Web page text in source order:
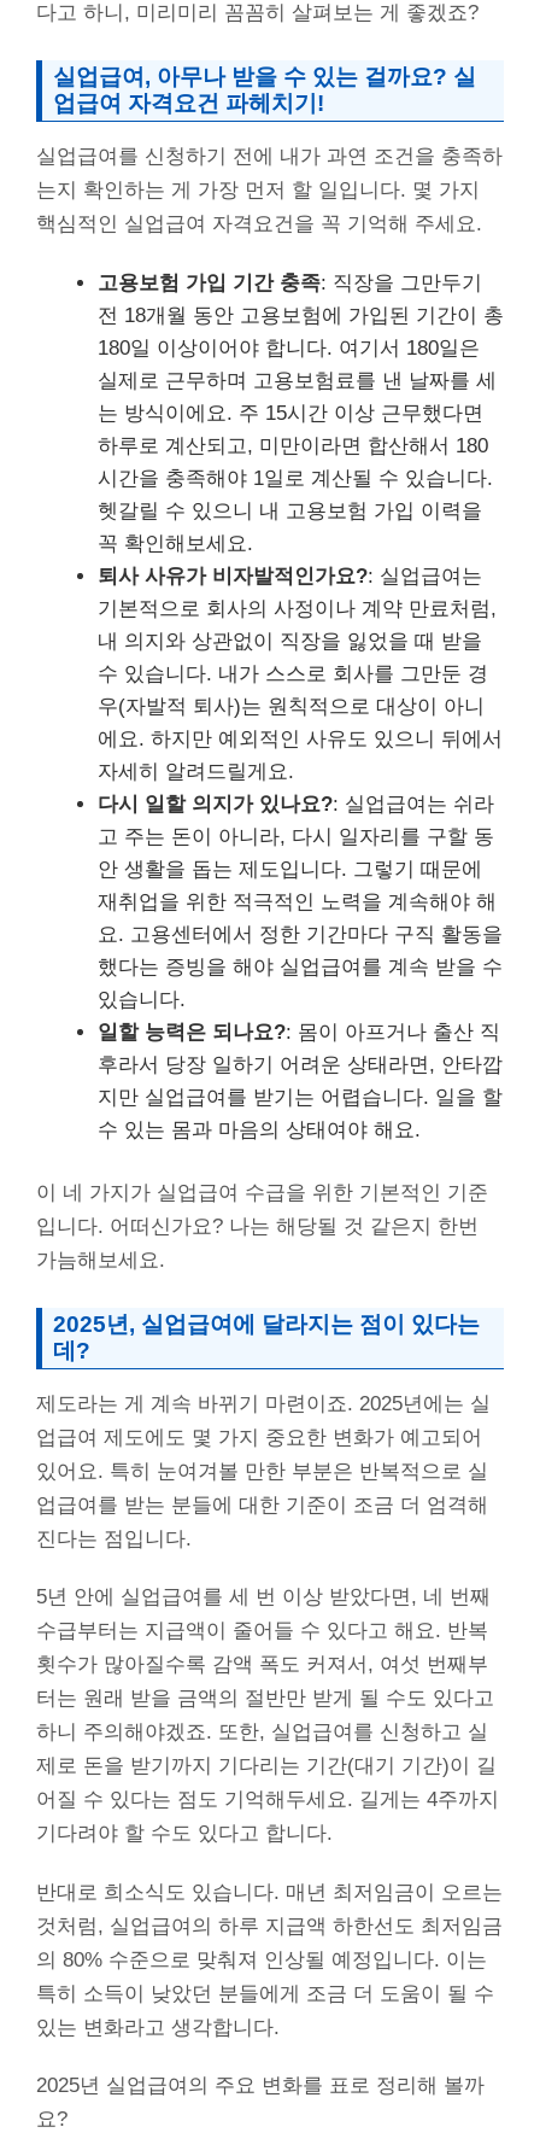
다고 하니, 미리미리 꼼꼼히 살펴보는 게 좋겠죠?
실업급여, 아무나 받을 수 있는 걸까요? 실
업급여 자격요건 파헤치기!
실업급여를 신청하기 전에 내가 과연 조건을 충족하
는지 확인하는 게 가장 먼저 할 일입니다. 몇 가지
핵심적인 실업급여 자격요건을 꼭 기억해 주세요.
고용보험 가입 기간 충족: 직장을 그만두기
전 18개월 동안 고용보험에 가입된 기간이 총
180일 이상이어야 합니다. 여기서 180일은
실제로 근무하며 고용보험료를 낸 날짜를 세
는 방식이에요. 주 15시간 이상 근무했다면
하루로 계산되고, 미만이라면 합산해서 180
시간을 충족해야 1일로 계산될 수 있습니다.
헷갈릴 수 있으니 내 고용보험 가입 이력을
꼭 확인해보세요.
퇴사 사유가 비자발적인가요?: 실업급여는
기본적으로 회사의 사정이나 계약 만료처럼,
내 의지와 상관없이 직장을 잃었을 때 받을
수 있습니다. 내가 스스로 회사를 그만둔 경
우(자발적 퇴사)는 원칙적으로 대상이 아니
에요. 하지만 예외적인 사유도 있으니 뒤에서
자세히 알려드릴게요.
다시 일할 의지가 있나요?: 실업급여는 쉬라
고 주는 돈이 아니라, 다시 일자리를 구할 동
안 생활을 돕는 제도입니다. 그렇기 때문에
재취업을 위한 적극적인 노력을 계속해야 해
요. 고용센터에서 정한 기간마다 구직 활동을
했다는 증빙을 해야 실업급여를 계속 받을 수
있습니다.
일할 능력은 되나요?: 몸이 아프거나 출산 직
후라서 당장 일하기 어려운 상태라면, 안타깝
지만 실업급여를 받기는 어렵습니다. 일을 할
수 있는 몸과 마음의 상태여야 해요.
이 네 가지가 실업급여 수급을 위한 기본적인 기준
입니다. 어떠신가요? 나는 해당될 것 같은지 한번
가늠해보세요.
2025년, 실업급여에 달라지는 점이 있다는
데?
제도라는 게 계속 바뀌기 마련이죠. 2025년에는 실
업급여 제도에도 몇 가지 중요한 변화가 예고되어
있어요. 특히 눈여겨볼 만한 부분은 반복적으로 실
업급여를 받는 분들에 대한 기준이 조금 더 엄격해
진다는 점입니다.
5년 안에 실업급여를 세 번 이상 받았다면, 네 번째
수급부터는 지급액이 줄어들 수 있다고 해요. 반복
횟수가 많아질수록 감액 폭도 커져서, 여섯 번째부
터는 원래 받을 금액의 절반만 받게 될 수도 있다고
하니 주의해야겠죠. 또한, 실업급여를 신청하고 실
제로 돈을 받기까지 기다리는 기간(대기 기간)이 길
어질 수 있다는 점도 기억해두세요. 길게는 4주까지
기다려야 할 수도 있다고 합니다.
반대로 희소식도 있습니다. 매년 최저임금이 오르는
것처럼, 실업급여의 하루 지급액 하한선도 최저임금
의 80% 수준으로 맞춰져 인상될 예정입니다. 이는
특히 소득이 낮았던 분들에게 조금 더 도움이 될 수
있는 변화라고 생각합니다.
2025년 실업급여의 주요 변화를 표로 정리해 볼까
요?